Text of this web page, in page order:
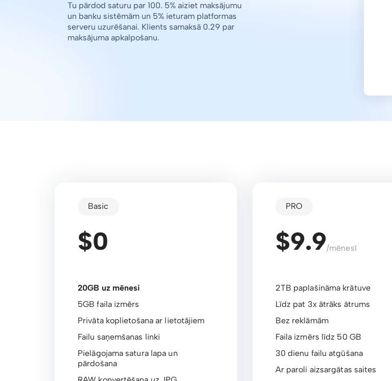
Tu pārdod saturu par 100. 5% aiziet maksājumu
un banku sistēmām un 5% ieturam platformas
serveru uzurēšanai. Klients samaksā 0.29 par
maksājuma apkalpošanu.
Basic
$0
20GB uz mēnesi
5GB faila izmērs
Privāta koplietošana ar lietotājiem
Failu saņemšanas linki
Pielāgojama satura lapa un
pārdošana
PRO
$9.9/mēnesī
2TB paplašināma krātuve
Līdz pat 3x ātrāks ātrums
Bez reklāmām
Faila izmērs līdz 50 GB
30 dienu failu atgūšana
Ar paroli aizsargātas saites